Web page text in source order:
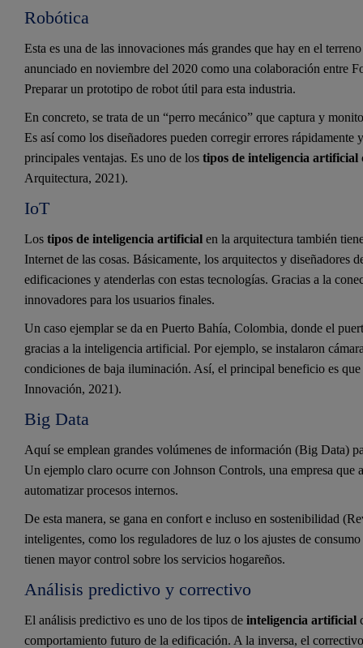
Robótica
Esta es una de las innovaciones más grandes que hay en el
anunciado en noviembre del 2020 como una colaboración entre
Preparar un prototipo de robot útil para esta industria.
En concreto, se trata de un “perro mecánico” que captura y
Es así como los diseñadores pueden corregir errores rápidamente
principales ventajas. Es uno de los tipos de inteligencia artificial
Arquitectura, 2021).
IoT
Los tipos de inteligencia artificial en la arquitectura también
Internet de las cosas. Básicamente, los arquitectos y diseñadores
edificaciones y atenderlas con estas tecnologías. Gracias a la
innovadores para los usuarios finales.
Un caso ejemplar se da en Puerto Bahía, Colombia, donde el
gracias a la inteligencia artificial. Por ejemplo, se instalaron
condiciones de baja iluminación. Así, el principal beneficio es
Innovación, 2021).
Big Data
Aquí se emplean grandes volúmenes de información (Big Data)
Un ejemplo claro ocurre con Johnson Controls, una empresa
automatizar procesos internos.
De esta manera, se gana en confort e incluso en sostenibilidad
inteligentes, como los reguladores de luz o los ajustes de
tienen mayor control sobre los servicios hogareños.
Análisis predictivo y correctivo
El análisis predictivo es uno de los tipos de inteligencia artificial
comportamiento futuro de la edificación. A la inversa, el